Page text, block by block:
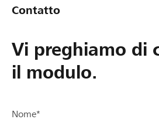
Contatto
Vi preghiamo di
il modulo.
Nome*